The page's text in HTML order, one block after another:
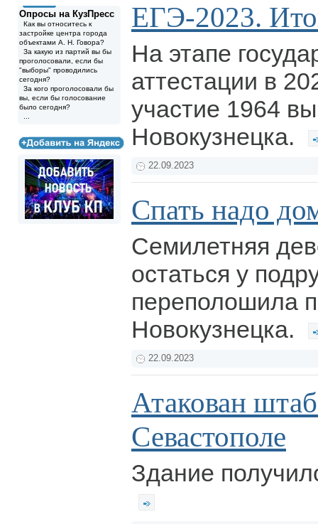
Опросы на КузПресс
Как вы относитесь к
застройке центра города
объектами А. Н. Говора?
За какую из партий вы бы
проголосовали, если бы
"выборы" проводились
сегодня?
За кого проголосовали бы
вы, если бы голосование
было сегодня?
ЕГЭ-2023.
На этапе
аттестации в
участие 1964
Новокузнецка.
22.09.2023
Спать надо
Семилетняя
остаться у
переполошила
Новокузнецка.
22.09.2023
Атакован
Севастополе
Здание